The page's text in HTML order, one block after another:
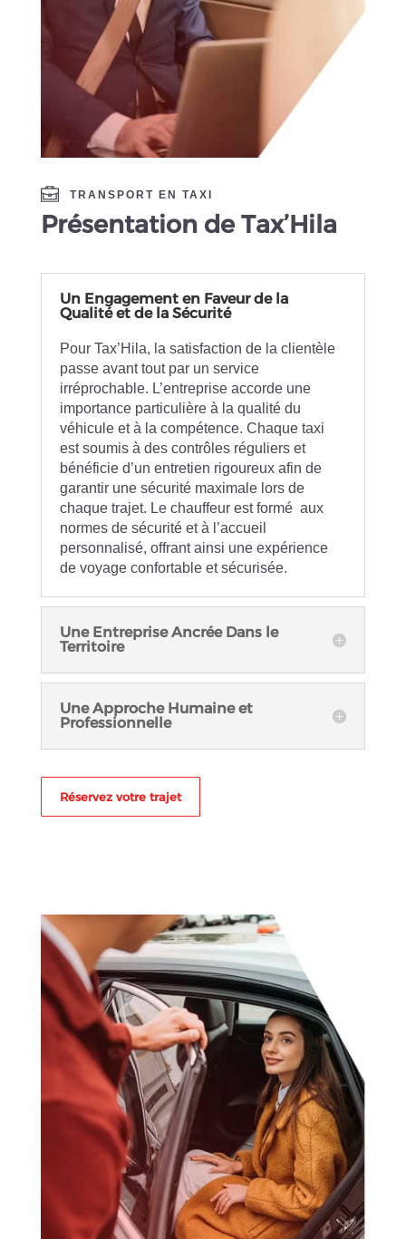
TRANSPORT EN TAXI
Présentation de Tax’Hila
Un Engagement en Faveur de la
Qualité et de la Sécurité
Pour Tax’Hila, la satisfaction de la clientèle
passe avant tout par un service
irréprochable. L’entreprise accorde une
importance particulière à la qualité du
véhicule et à la compétence. Chaque taxi
est soumis à des contrôles réguliers et
bénéficie d’un entretien rigoureux afin de
garantir une sécurité maximale lors de
chaque trajet. Le chauffeur est formé aux
normes de sécurité et à l’accueil
personnalisé, offrant ainsi une expérience
de voyage confortable et sécurisée.
Une Entreprise Ancrée Dans le
Territoire
Une Approche Humaine et
Professionnelle
Réservez votre trajet